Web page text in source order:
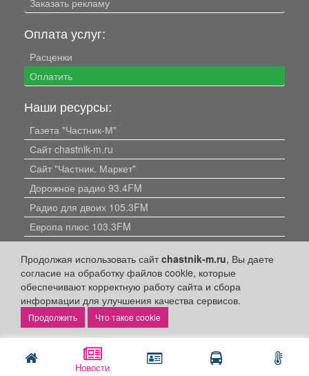
Новости
Продолжая использовать сайтchastnik-m.ru, Вы даете
согласие на обработку файлов cookie, которые
обеспечивают корректную работу сайта и сбора
информации для улучшения качества сервисов.
Что такое cookie
Заказать рекламу
Оплата услуг:
Расценки
Оплатить
Наши ресурсы:
Газета "Частник-М"
Сайт chastnik-m.ru
Сайт "Частник. Маркет"
Дорожное радио 93.4FM
Радио для двоих 105.3FM
Европа плюс 103.3FM
Политика конфиденциальности
Публикации с пометкой «Реклама», «На правах рекламы»,
«Партнёрский проект» оплачены рекламодателем.
Редакция сайта не несет ответственности за достоверность